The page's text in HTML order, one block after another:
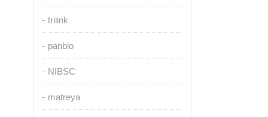
trilink
panbio
NIBSC
matreya